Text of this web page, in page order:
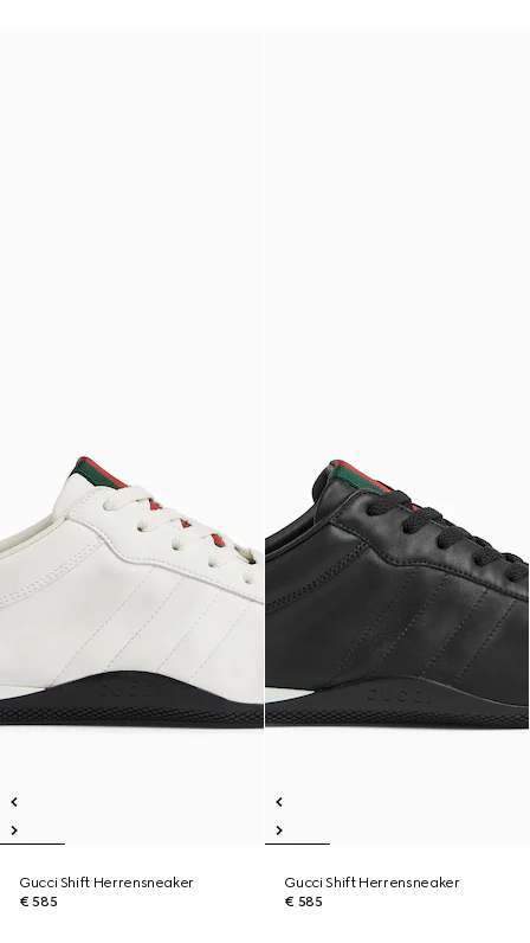
Gucci Shift Herrensneaker
€ 585
Gucci Shift Herrensneaker
€ 585